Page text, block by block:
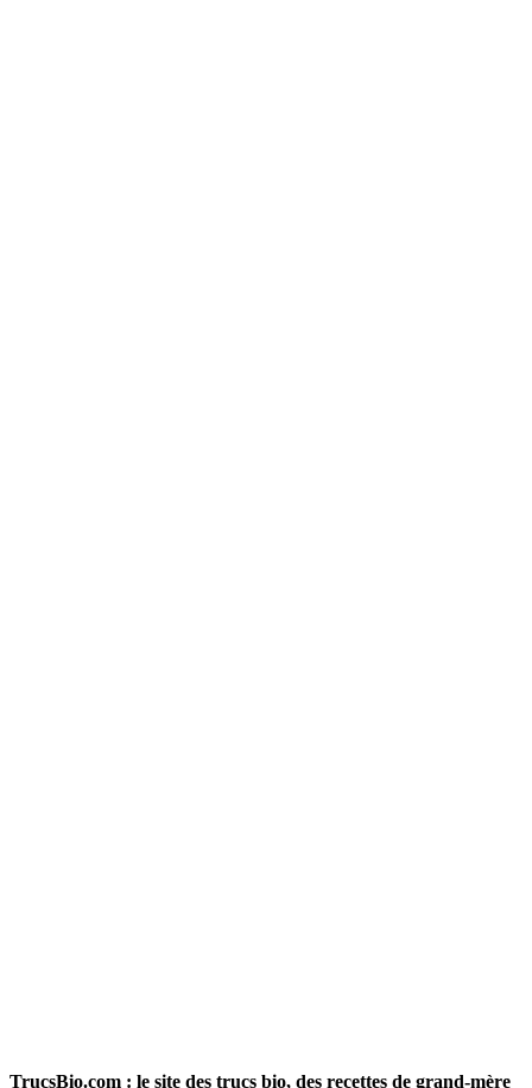
TrucsBio.com : le site des trucs bio, des recettes de grand-mère